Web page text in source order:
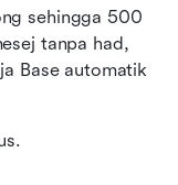
sehingga 500
tanpa had,
Base automatik